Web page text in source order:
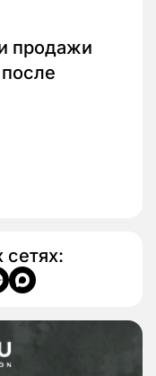
продажи